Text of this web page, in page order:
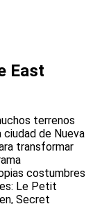
East
terrenos
ciudad de Nueva
transformar
costumbres
Le Petit
Secret